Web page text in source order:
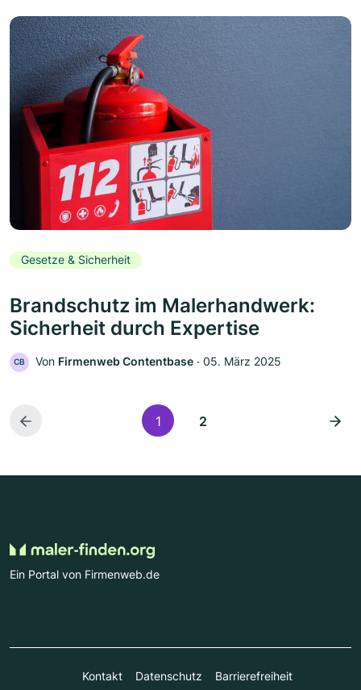
Gesetze & Sicherheit
Brandschutz im Malerhandwerk:
Sicherheit durch Expertise
CB Von Firmenweb Contentbase ‧ 05. März 2025
1 2
Ein Portal von Firmenweb.de
Kontakt Datenschutz Barrierefreiheit